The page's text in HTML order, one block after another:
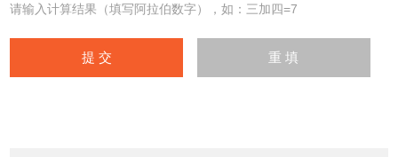
请输入计算结果（填写阿拉伯数字），如：三加四=7